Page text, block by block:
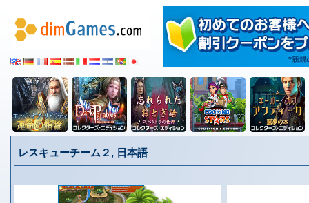
レスキューチーム２, 日本語